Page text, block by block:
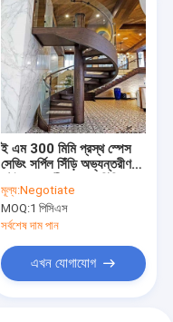
ই এম 300 মিমি প্রস্থ স্পেস
সেভিং সর্পিল সিঁড়ি অভ্যন্তরীণ
মূল্য:Negotiate
MOQ:1 পিসিএস
সর্বশেষ দাম পান
এখন যোগাযোগ